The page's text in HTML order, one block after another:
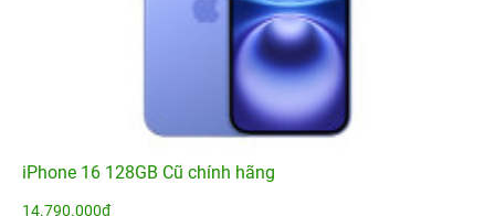
iPhone 16 128GB Cũ chính hãng
14.790.000đ